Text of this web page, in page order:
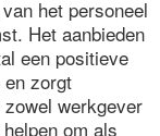
het personeel
Het aanbieden
een positieve
zorgt
werkgever
om als